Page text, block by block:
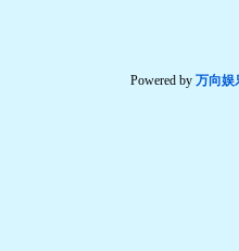
Powered by 万向娱